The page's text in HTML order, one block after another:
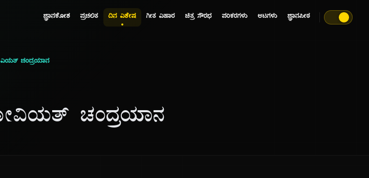
ಜ್ಞಾನಕೋಶ ಪ್ರಚಲಿತ ದಿನ ವಿಶೇಷ ಗೀತ ವಿಹಾರ ಚಿತ್ರ ಸೌರಭ ಪರಿಕರಗಳು ಆಟಗಳು ಜ್ಞಾನಪೀಠ
ಚಂದ್ರಯಾನ
ಚಂದ್ರಯಾನ